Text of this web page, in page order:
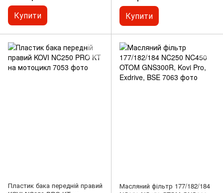
Купити Купити
Пластик бака передній правий
Масляний фільтр 177/182/184